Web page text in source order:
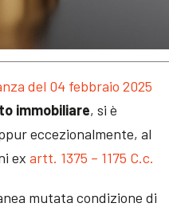
del 04 febbraio 2025
immobiliare, si è
eccezionalmente, al
exartt. 1375 – 1175 C.c.
mutata condizione di